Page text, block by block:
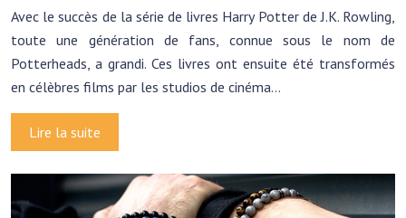
Avec le succès de la série de livres Harry Potter de J.K. Rowling,
toute une génération de fans, connue sous le nom de
Potterheads, a grandi. Ces livres ont ensuite été transformés
en célèbres films par les studios de cinéma…
Lire la suite